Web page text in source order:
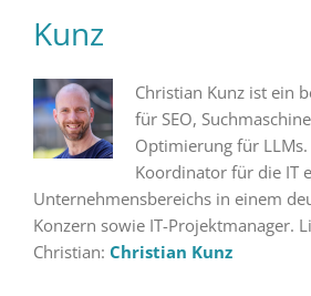
Kunz
Christian Kunz ist ein
für SEO,
Optimierung für
Koordinator für die IT
Unternehmensbereichs in einem
Konzern sowie IT-Projektmanager.
Christian: Christian Kunz